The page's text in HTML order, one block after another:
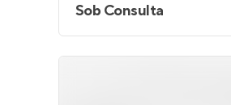
Sob Consulta